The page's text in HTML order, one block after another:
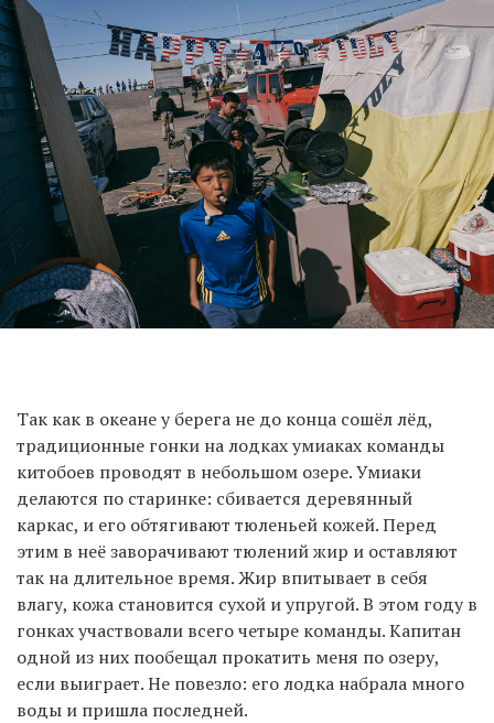
Так как в океане у берега не до конца сошёл лёд,
традиционные гонки на лодках умиаках команды
китобоев проводят в небольшом озере. Умиаки
делаются по старинке: сбивается деревянный
каркас, и его обтягивают тюленьей кожей. Перед
этим в неё заворачивают тюлений жир и оставляют
так на длительное время. Жир впитывает в себя
влагу, кожа становится сухой и упругой. В этом году в
гонках участвовали всего четыре команды. Капитан
одной из них пообещал прокатить меня по озеру,
если выиграет. Не повезло: его лодка набрала много
воды и пришла последней.